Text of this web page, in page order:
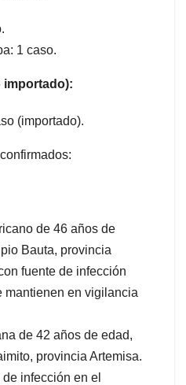
1 caso.
importado):
(importado).
de 46 años de
Bauta, provincia
fuente de infección
mantienen en vigilancia
de 42 años de edad,
provincia Artemisa.
infección en el